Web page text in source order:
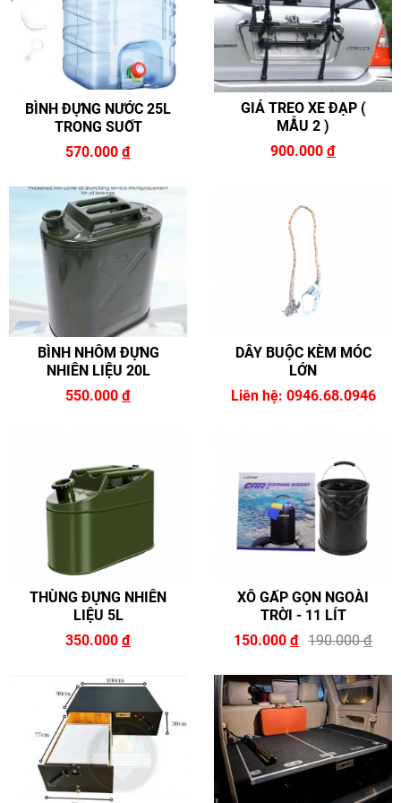
BÌNH ĐỰNG NƯỚC 25L
TRONG SUỐT
570.000 đ
GIÁ TREO XE ĐẠP (
MẪU 2 )
900.000 đ
BÌNH NHÔM ĐỰNG
NHIÊN LIỆU 20L
550.000 đ
DÂY BUỘC KÈM MÓC
LỚN
Liên hệ: 0946.68.0946
THÙNG ĐỰNG NHIÊN
LIỆU 5L
350.000 đ
XÔ GẤP GỌN NGOÀI
TRỜI - 11 LÍT
150.000 đ 190.000đ